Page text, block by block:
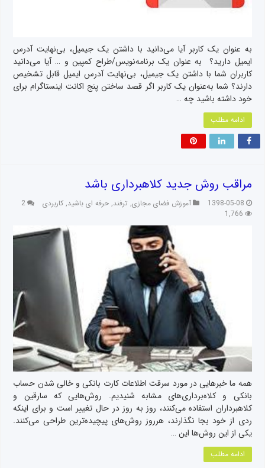
به عنوان یک کاربر ⁣آیا می‌دانید با داشتن یک جیمیل، بی‌نهایت آدرس
ایمیل دارید؟⁣‌ ⁣ به عنوان یک برنامه‌نویس/طراح کمپین و … ⁣آیا می‌دانید
کاربران شما با داشتن یک جیمیل، بی‌نهایت آدرس ایمیل قابل تشخیص
دارند؟ شما به‌عنوان یک کاربر اگر قصد ساختن پنج اکانت اینستاگرام برای
خود داشته باشید چه …
ادامه مطلب
مراقب روش جدید کلاهبرداری باشد
1398-05-08 آموزش فضای مجازی, ترفند, حرفه ای باشید, کاربردی
2
1,766
همه ما خبرهایی در مورد سرقت اطلاعات کارت بانکی و خالی شدن حساب
بانکی و کلاه‌برداری‌های مشابه شنیدیم. روش‌هایی که سارقین و
کلاهبرداران استفاده می‌کنند، روز به روز در حال تغییر است و برای اینکه
ردی از خود بجا نگذارند، هرروز روش‌های پیچیده‌ترین طراحی می‌کنند.
یکی از این روش‌ها این …
ادامه مطلب